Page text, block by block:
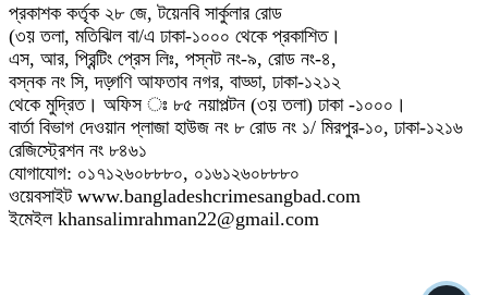
প্রকাশক কর্তৃক ২৮ জে, টয়েনবি সার্কুলার রোড
(৩য় তলা, মতিঝিল বা/এ ঢাকা-১০০০ থেকে প্রকাশিত।
এস, আর, প্রিন্টিং প্রেস লিঃ, পস্নট নং-৯, রোড নং-৪,
বস্নক নং সি, দড়্গণি আফতাব নগর, বাড্ডা, ঢাকা-১২১২
থেকে মুদ্রিত। অফিস ঃ ৮৫ নয়াপল্টন (৩য় তলা) ঢাকা -১০০০।
বার্তা বিভাগ দেওয়ান প্লাজা হাউজ নং ৮ রোড নং ১/ মিরপুর-১০, ঢাকা-১২১৬
রেজিস্ট্রেশন নং ৮৪৬১
যোগাযোগ: ০১৭১২৬০৮৮৮০, ০১৬১২৬০৮৮৮০
ওয়েবসাইট www.bangladeshcrimesangbad.com
ইমেইল khansalimrahman22@gmail.com